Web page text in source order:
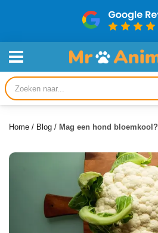
Producten
zoeken
Home / Blog / Mag een hond bloemkool?